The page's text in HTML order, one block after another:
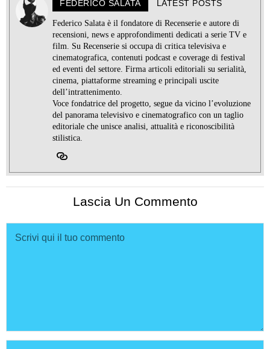
FEDERICO SALATA LATEST POSTS
Federico Salata è il fondatore di Recenserie e autore di
recensioni, news e approfondimenti dedicati a serie TV e
film. Su Recenserie si occupa di critica televisiva e
cinematografica, contenuti podcast e coverage di festival
ed eventi del settore. Firma articoli editoriali su serialità,
cinema, piattaforme streaming e principali uscite
dell’intrattenimento.
Voce fondatrice del progetto, segue da vicino l’evoluzione
del panorama televisivo e cinematografico con un taglio
editoriale che unisce analisi, attualità e riconoscibilità
stilistica.
Lascia Un Commento